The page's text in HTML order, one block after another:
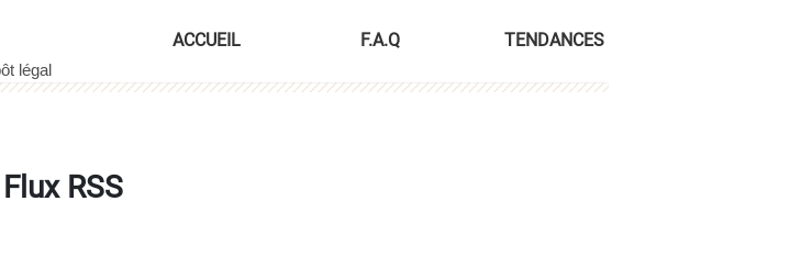
ACCUEIL F.A.Q TENDANCES
Flux RSS